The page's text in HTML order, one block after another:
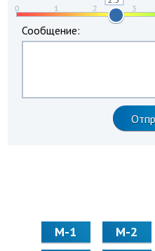
Сообщение:
М-1 М-2